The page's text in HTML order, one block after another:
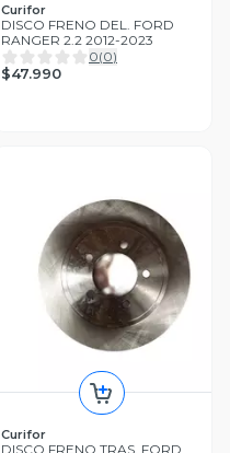
Curifor
DISCO FRENO DEL. FORD
RANGER 2.2 2012-2023
0(0)
$47.990
Curifor
DISCO FRENO TRAS. FORD